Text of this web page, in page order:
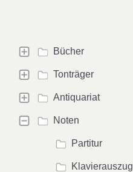
Bücher
Tonträger
Antiquariat
Noten
Partitur
Klavierauszug